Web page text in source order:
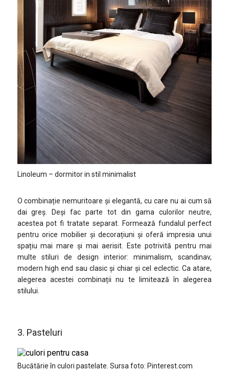
Linoleum – dormitor in stil minimalist
O combinație nemuritoare și elegantă, cu care nu ai cum să
dai greș. Deși fac parte tot din gama culorilor neutre,
acestea pot fi tratate separat. Formează fundalul perfect
pentru orice mobilier și decorațiuni și oferă impresia unui
spațiu mai mare și mai aerisit. Este potrivită pentru mai
multe stiluri de design interior: minimalism, scandinav,
modern high end sau clasic și chiar și cel eclectic. Ca atare,
alegerea acestei combinații nu te limitează în alegerea
stilului.
3. Pasteluri
Bucătărie în culori pastelate. Sursa foto: Pinterest.com